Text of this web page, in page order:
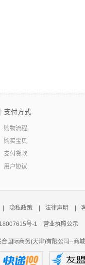
支付方式
购物流程
购买宝贝
支付货款
用户协议
隐私政策 法律声明
号-1 营业执照公示
国际商务(天津)有限公司--商